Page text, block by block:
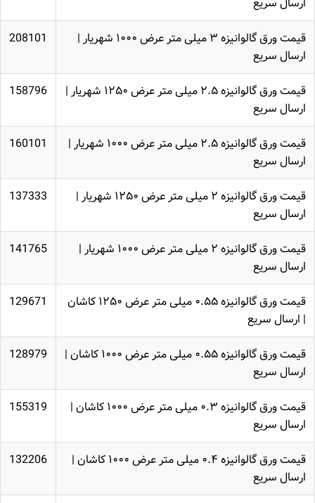
قیمت ورق گالوانیزه ۳ میلی متر عرض ۱۰۰۰ شهریار |
ارسال سریع
208101
قیمت ورق گالوانیزه ۲.۵ میلی متر عرض ۱۲۵۰ شهریار |
ارسال سریع
158796
قیمت ورق گالوانیزه ۲.۵ میلی متر عرض ۱۰۰۰ شهریار |
ارسال سریع
160101
قیمت ورق گالوانیزه ۲ میلی متر عرض ۱۲۵۰ شهریار |
ارسال سریع
137333
قیمت ورق گالوانیزه ۲ میلی متر عرض ۱۰۰۰ شهریار |
ارسال سریع
141765
قیمت ورق گالوانیزه ۰.۵۵ میلی متر عرض ۱۲۵۰ کاشان
| ارسال سریع
129671
قیمت ورق گالوانیزه ۰.۵۵ میلی متر عرض ۱۰۰۰ کاشان |
ارسال سریع
128979
قیمت ورق گالوانیزه ۰.۳ میلی متر عرض ۱۰۰۰ کاشان |
ارسال سریع
155319
قیمت ورق گالوانیزه ۰.۴ میلی متر عرض ۱۰۰۰ کاشان |
ارسال سریع
132206